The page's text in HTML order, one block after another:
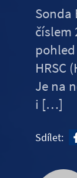
Sonda
číslem
HRSC
Je na
i […]
Sdílet: